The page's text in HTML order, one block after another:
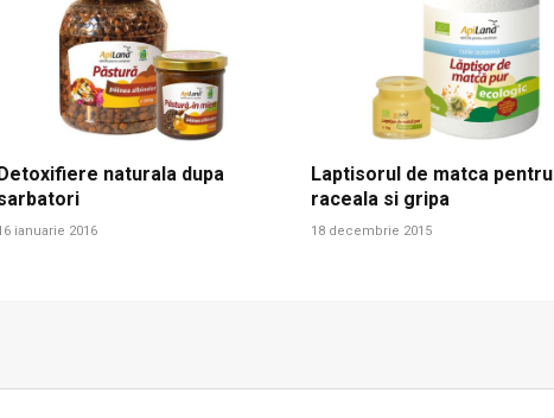
naturala dupa
ianuarie 2016
Laptisorul de matca pentru
raceala si gripa
18 decembrie 2015